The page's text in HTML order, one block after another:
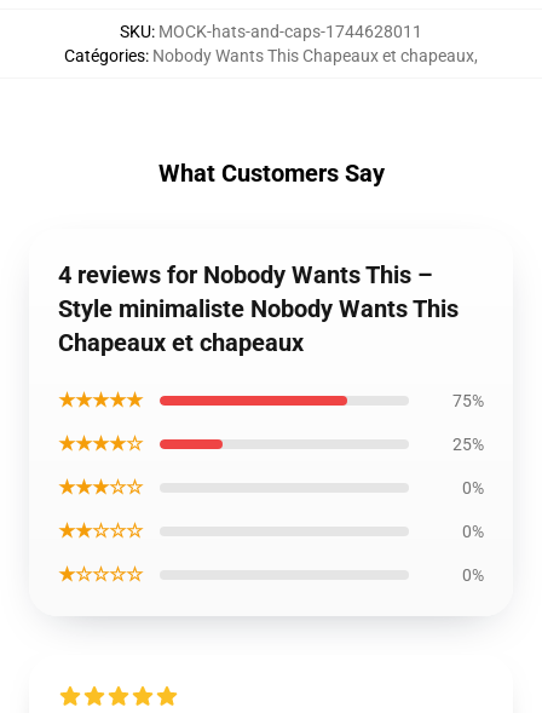
SKU: MOCK-hats-and-caps-1744628011
Catégories: Nobody Wants This Chapeaux et chapeaux,
What Customers Say
4 reviews for Nobody Wants This –
Style minimaliste Nobody Wants This
Chapeaux et chapeaux
★★★★★ 75%
★★★★☆ 25%
★★★☆☆ 0%
★★☆☆☆ 0%
★☆☆☆☆ 0%